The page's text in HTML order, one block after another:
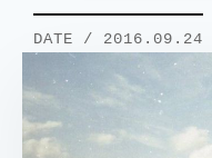
DATE / 2016.09.24